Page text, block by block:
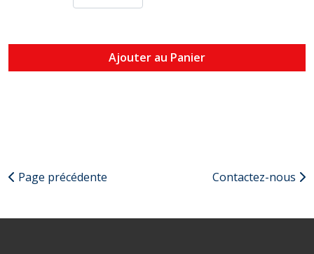
Ajouter au Panier
Page précédente Contactez-nous